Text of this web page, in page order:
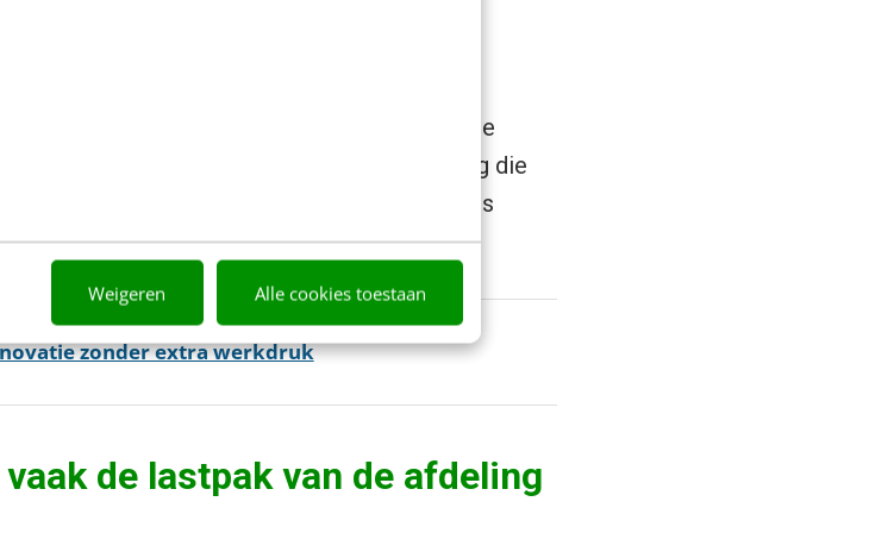
Weigeren Alle cookies toestaan
je al lang voorbij is.
gebouwd, eentje die ik zelf heb
hun product samenstellen in een dynamische
hun wensen. Dat was een grote verandering die
de afdeling, maar het is ook precies wat ons
zonder extra werkdruk
de lastpak van de afdeling